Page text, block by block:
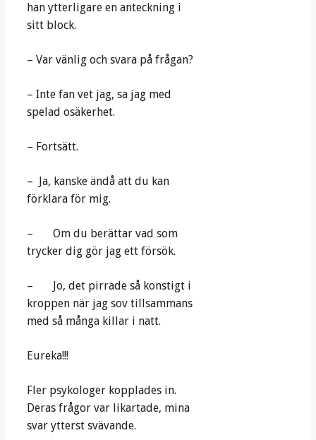
han ytterligare en anteckning i
sitt block.
– Var vänlig och svara på frågan?
– Inte fan vet jag, sa jag med
spelad osäkerhet.
– Fortsätt.
– Ja, kanske ändå att du kan
förklara för mig.
– Om du berättar vad som
trycker dig gör jag ett försök.
– Jo, det pirrade så konstigt i
kroppen när jag sov tillsammans
med så många killar i natt.
Eureka!!!
Fler psykologer kopplades in.
Deras frågor var likartade, mina
svar ytterst svävande.